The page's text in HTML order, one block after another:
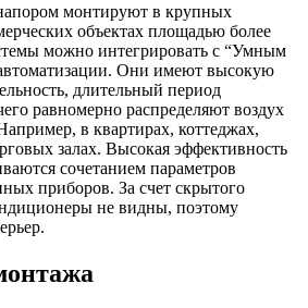
монтируют в крупных
объектах площадью более
можно интегрировать с “Умным
Они имеют высокую
длительный период
равномерно распределяют воздух
в квартирах, коттеджах,
залах. Высокая эффективность
сочетанием параметров
приборов. За счет скрытого
не видны, поэтому